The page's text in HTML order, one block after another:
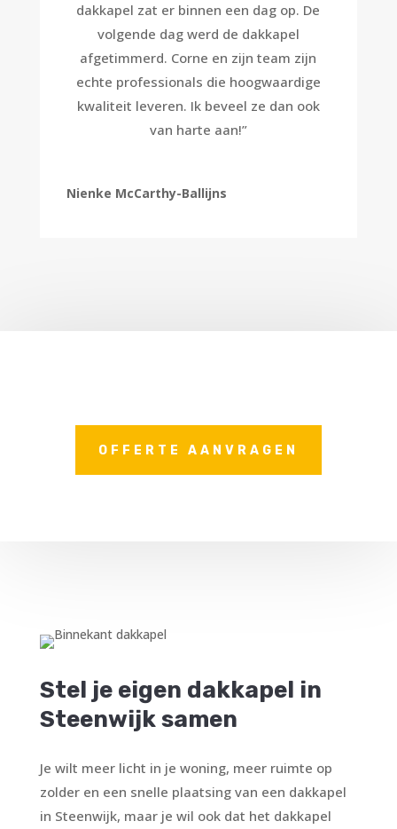
dakkapel zat er binnen een dag op. De
volgende dag werd de dakkapel
afgetimmerd. Corne en zijn team zijn
echte professionals die hoogwaardige
kwaliteit leveren. Ik beveel ze dan ook
van harte aan!”
Nienke McCarthy-Ballijns
OFFERTE AANVRAGEN
Stel je eigen dakkapel in
Steenwijk samen
Je wilt meer licht in je woning, meer ruimte op
zolder en een snelle plaatsing van een dakkapel
in Steenwijk, maar je wil ook dat het dakkapel